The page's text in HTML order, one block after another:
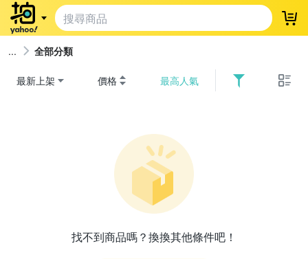
登
全部分類
最新上架 價格 最高人氣
找不到商品嗎？換換其他條件吧！